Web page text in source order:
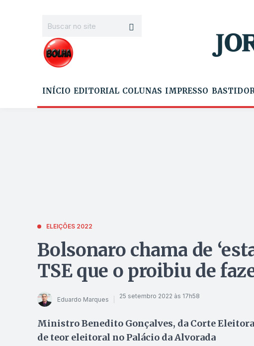
INÍCIO EDITORIAL COLUNAS IMPRESSO
ELEIÇÕES 2022
Bolsonaro chama de
TSE que o proibiu de
Eduardo Marques 25 setembro 2022 às 17h58
Ministro Benedito Gonçalves, da Corte
de teor eleitoral no Palácio da Alvorada